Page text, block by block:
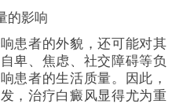
影响
者的外貌，还可能对其
卑、焦虑、社交障碍等负
患者的生活质量。因此，
，治疗白癜风显得尤为重